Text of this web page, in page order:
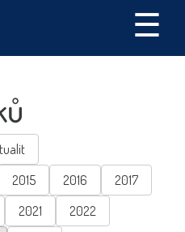
☰
2015 2016
2017
2021
2022